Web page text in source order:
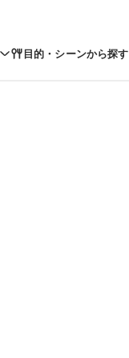
目的・シーンから探す